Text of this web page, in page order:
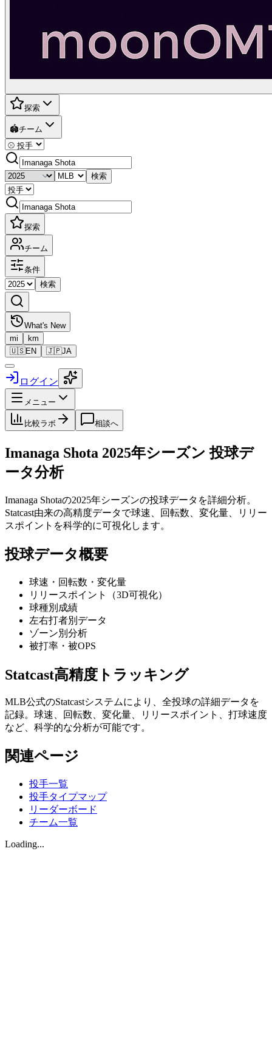
探索
🏟️チーム
検索
探索
チーム
条件
検索
What's New
mi
km
🇺🇸EN 🇯🇵JA
ログイン
メニュー
比較ラボ 相談へ
Imanaga Shota 2025年シーズン 投球デ
ータ分析
Imanaga Shotaの2025年シーズンの投球データを詳細分析。
Statcast由来の高精度データで球速、回転数、変化量、リリー
スポイントを科学的に可視化します。
投球データ概要
球速・回転数・変化量
リリースポイント（3D可視化）
球種別成績
左右打者別データ
ゾーン別分析
被打率・被OPS
Statcast高精度トラッキング
MLB公式のStatcastシステムにより、全投球の詳細データを
記録。球速、回転数、変化量、リリースポイント、打球速度
など、科学的な分析が可能です。
関連ページ
投手一覧
投手タイプマップ
リーダーボード
チーム一覧
Loading...